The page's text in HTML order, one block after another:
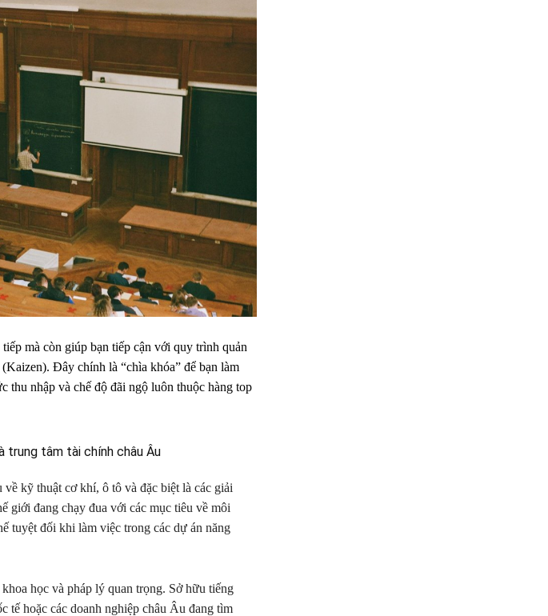
mà còn giúp bạn tiếp cận với quy trình quản
Đây chính là “chìa khóa” để bạn làm
thu nhập và chế độ đãi ngộ luôn thuộc hàng top
trung tâm tài chính châu Âu
kỹ thuật cơ khí, ô tô và đặc biệt là các giải
giới đang chạy đua với các mục tiêu về môi
tuyệt đối khi làm việc trong các dự án năng
học và pháp lý quan trọng. Sở hữu tiếng
tế hoặc các doanh nghiệp châu Âu đang tìm